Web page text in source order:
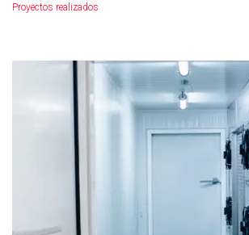
Proyectos realizados